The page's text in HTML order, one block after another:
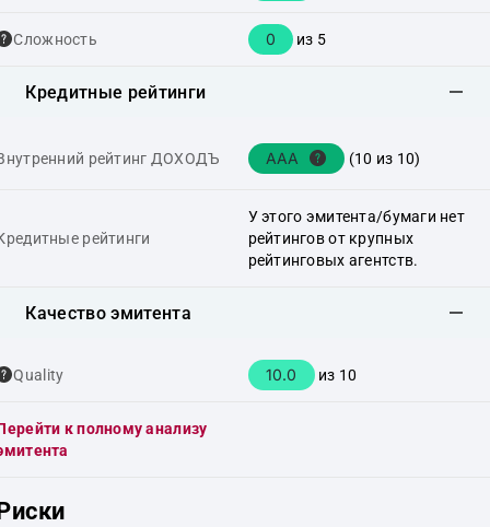
Сложность 0 из 5
Кредитные рейтинги
рейтинг ДОХОДЪ AAA (10 из 10)
рейтинги
У этого эмитента/бумаги нет
рейтингов от крупных
рейтинговых агентств.
Качество эмитента
Quality 10.0 из 10
к полному анализу